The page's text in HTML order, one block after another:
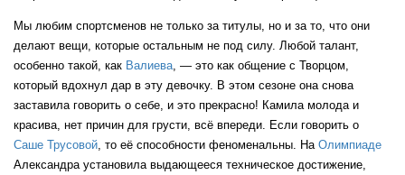
ITA
ISR
Мы любим спортсменов не только за титулы, но и за то, что они
делают вещи, которые остальным не под силу. Любой талант,
особенно такой, как Валиева, — это как общение с Творцом,
который вдохнул дар в эту девочку. В этом сезоне она снова
заставила говорить о себе, и это прекрасно! Камила молода и
красива, нет причин для грусти, всё впереди. Если говорить о
Саше Трусовой, то её способности феноменальны. На Олимпиаде
Александра установила выдающееся техническое достижение,